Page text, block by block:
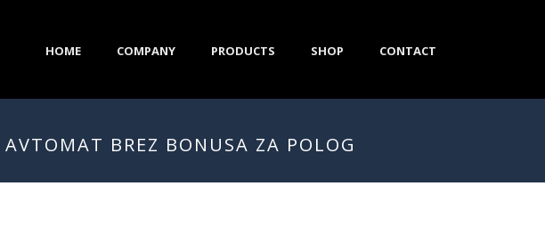
HOME COMPANY PRODUCTS SHOP CONTACT
BREZ BONUSA ZA POLOG